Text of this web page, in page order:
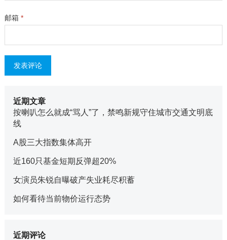
邮箱 *
近期文章
按喇叭怎么就成“骂人”了，禁鸣新规守住城市交通文明底
线
A股三大指数集体高开
近160只基金短期反弹超20%
女演员朱锐自曝破产失业耗尽积蓄
如何看待当前物价运行态势
近期评论